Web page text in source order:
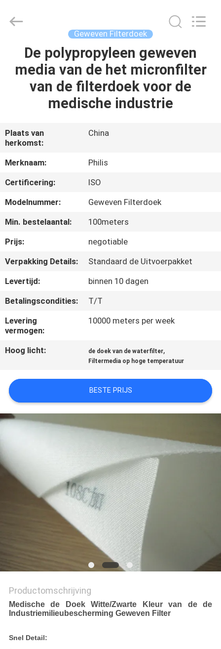
HUIS
PRODUCTEN
ONS
FABRIEKSREIS
KWALITEITSCONTROLE
CONTACTEER
ONS
VERZOEK
CITAAT
SITEMAP
POLICY
Technology
Geweven Filterdoek
De polypropyleen geweven
media van de het micronfilter
van de filterdoek voor de
medische industrie
Plaats van
herkomst:
China
Merknaam:
Philis
Certificering:
ISO
Modelnummer:
Geweven Filterdoek
Min. bestelaantal:
100meters
Prijs:
negotiable
Verpakking Details:
Standaard de Uitvoerpakket
Levertijd:
binnen 10 dagen
Betalingscondities:
T/T
Levering
vermogen:
10000 meters per week
Hoog licht: de doek van de waterfilter,
Filtermedia op hoge temperatuur
BESTE PRIJS
Productomschrijving
Medische de Doek Witte/Zwarte Kleur van de de
Industriemilieubescherming Geweven Filter
Snel Detail: